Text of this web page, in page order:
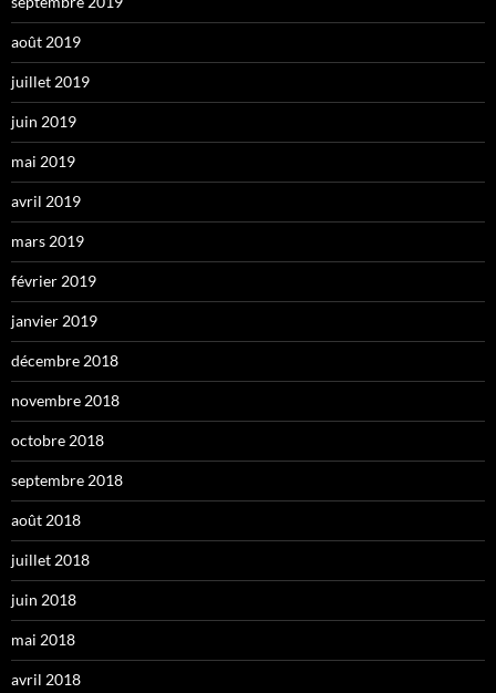
août 2019
juillet 2019
juin 2019
mai 2019
avril 2019
mars 2019
février 2019
janvier 2019
décembre 2018
novembre 2018
octobre 2018
septembre 2018
août 2018
juillet 2018
juin 2018
mai 2018
avril 2018